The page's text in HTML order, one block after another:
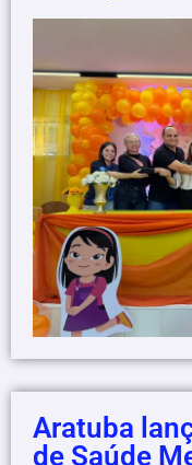
Aratuba
de Saúde